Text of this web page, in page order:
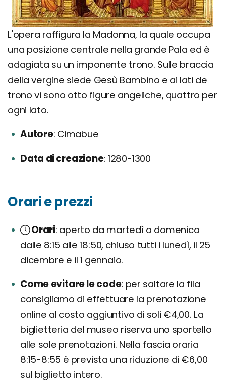
L'opera raffigura la Madonna, la quale occupa
una posizione centrale nella grande Pala ed è
adagiata su un imponente trono. Sulle braccia
della vergine siede Gesù Bambino e ai lati de
trono vi sono otto figure angeliche, quattro per
ogni lato.
Autore Cimabue
Data di creazione 1280-1300
Orari e prezzi
Orari aperto da martedì a domenica
dalle 8:15 alle 18:50, chiuso tutti i lunedì, il 25
dicembre e il 1 gennaio.
Come evitare le code per saltare la fila
consigliamo di effettuare la prenotazione
online al costo aggiuntivo di soli €4,00. La
biglietteria del museo riserva uno sportello
alle sole prenotazioni. Nella fascia oraria
8:15-8:55 è prevista una riduzione di €6,00
sul biglietto intero.